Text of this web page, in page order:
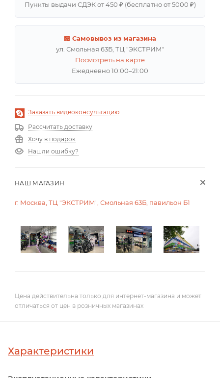
Пункты выдачи СДЭК от 450 ₽ (бесплатно от 5000 ₽)
🏪 Самовывоз из магазина
ул. Смольная 63Б, ТЦ "ЭКСТРИМ"
Посмотреть на карте
Ежедневно 10:00–21:00
Заказать видеоконсультацию
Рассчитать доставку
Хочу в подарок
Нашли ошибку?
НАШ МАГАЗИН
г. Москва, ТЦ "ЭКСТРИМ", Смольная 63Б, павильон Б1
Цена действительна только для интернет-магазина и может
отличаться от цен в розничных магазинах
Характеристики